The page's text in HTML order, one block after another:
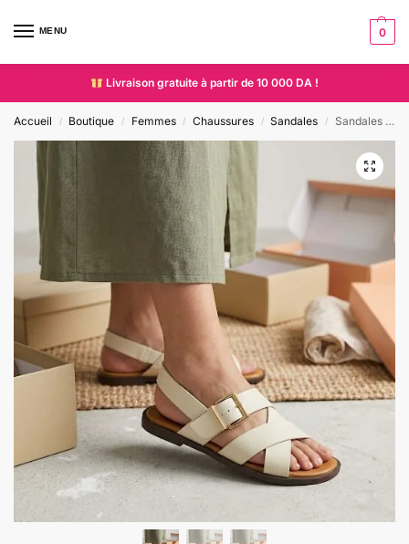
MENU 0
Livraison gratuite à partir de 10 000 DA !
Accueil / Boutique / Femmes / Chaussures / Sandales / Sandales plates croisées à boucle dorée